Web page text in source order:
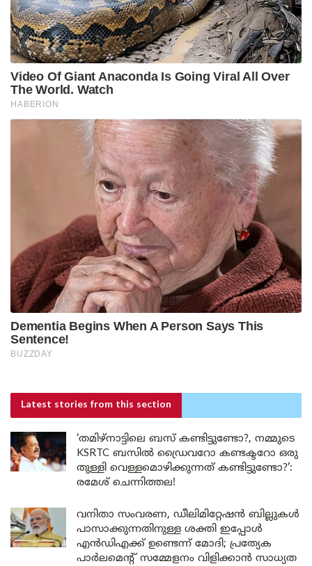
Latest stories from this section
‘തമിഴ്‌നാട്ടിലെ ബസ് കണ്ടിട്ടുണ്ടോ?, നമ്മുടെ
KSRTC ബസിൽ ഡ്രൈവറോ കണ്ടക്ടറോ ഒരു
തുള്ളി വെള്ളമൊഴിക്കുന്നത് കണ്ടിട്ടുണ്ടോ?’:
രമേശ് ചെന്നിത്തല!
വനിതാ സംവരണ, ഡീലിമിറ്റേഷൻ ബില്ലുകൾ
പാസാക്കുന്നതിനുള്ള ശക്തി ഇപ്പോൾ
എൻഡിഎക്ക് ഉണ്ടെന്ന് മോദി; പ്രത്യേക
പാർലമെന്റ് സമ്മേളനം വിളിക്കാൻ സാധ്യത